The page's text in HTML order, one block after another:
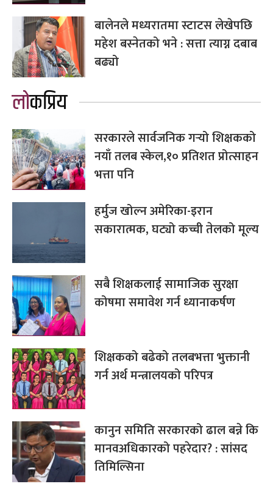
बालेनले मध्यरातमा स्टाटस लेखेपछि
महेश बस्नेतको भने : सत्ता त्याग्न दबाब
बढ्यो
लोकप्रिय
सरकारले सार्वजनिक गर्‍यो शिक्षकको
नयाँ तलब स्केल,१० प्रतिशत प्रोत्साहन
भत्ता पनि
हर्मुज खोल्न अमेरिका-इरान
सकारात्मक, घट्यो कच्ची तेलको मूल्य
सबै शिक्षकलाई सामाजिक सुरक्षा
कोषमा समावेश गर्न ध्यानाकर्षण
शिक्षकको बढेको तलबभत्ता भुक्तानी
गर्न अर्थ मन्त्रालयको परिपत्र
कानुन समिति सरकारको ढाल बन्ने कि
मानवअधिकारको पहरेदार? : सांसद
तिमिल्सिना